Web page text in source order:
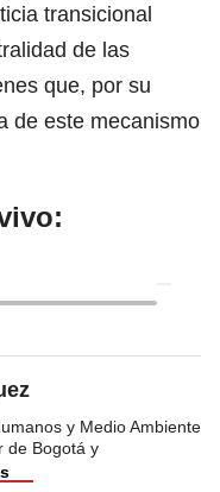
transicional
de las
que, por su
de este mecanismo
y Medio Ambiente
de Bogotá y